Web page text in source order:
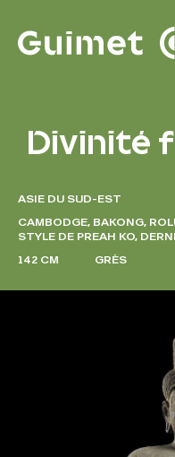
Divinité
ASIE DU SUD-EST
CAMBODGE, BAKONG,
STYLE DE PREAH KO,
142 CM GRÈS